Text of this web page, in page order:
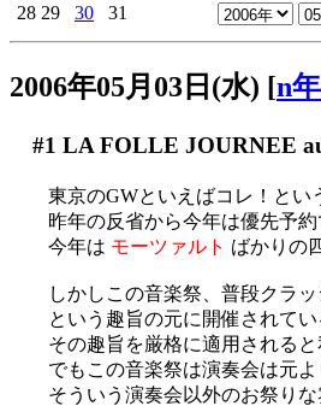
28 29 30 31
2006年05月03日(水) [n
#1 LA FOLLE JOURNEE
東京のGWといえばコレ！とい
昨年の反省から今年は優先予
今年は モーツァルト ばかりの
しかしこの音楽祭、普段クラ
という趣旨の元に開催されてい
その趣旨を厳格に適用される
でもこの音楽祭は演奏会は元
そういう演奏会以外のお祭り